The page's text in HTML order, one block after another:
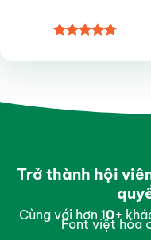
hạng4.85
Trở thành hội
Cùng với hơn 10+
Font việt hóa